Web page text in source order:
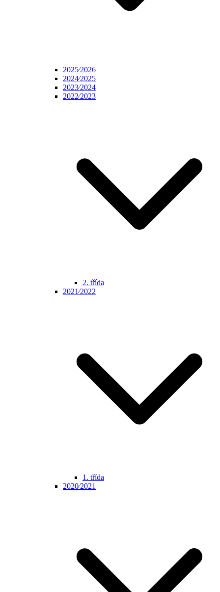
2025⁄2026
2024⁄2025
2023⁄2024
2022⁄2023
2. třída
2021⁄2022
1. třída
2020⁄2021